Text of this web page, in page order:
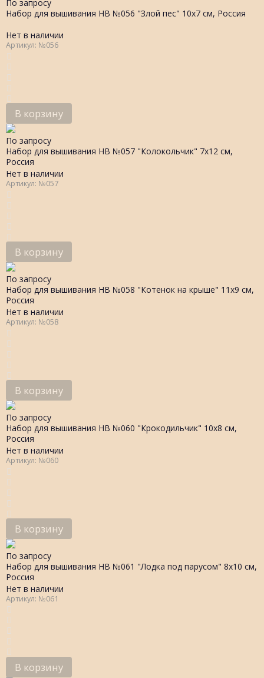
По запросу
Набор для вышивания НВ №056 "Злой пес" 10х7 см, Россия
Нет в наличии
Артикул: №056
В корзину
По запросу
Набор для вышивания НВ №057 "Колокольчик" 7х12 см,
Россия
Нет в наличии
Артикул: №057
В корзину
По запросу
Набор для вышивания НВ №058 "Котенок на крыше" 11х9 см,
Россия
Нет в наличии
Артикул: №058
В корзину
По запросу
Набор для вышивания НВ №060 "Крокодильчик" 10х8 см,
Россия
Нет в наличии
Артикул: №060
В корзину
По запросу
Набор для вышивания НВ №061 "Лодка под парусом" 8х10 см,
Россия
Нет в наличии
Артикул: №061
В корзину